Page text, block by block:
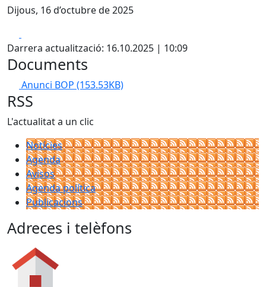
Dijous, 16 d’octubre de 2025
Darrera actualització: 16.10.2025 | 10:09
Documents
Anunci BOP (153.53KB)
RSS
L'actualitat a un clic
Notícies
Agenda
Avisos
Agenda política
Publicacions
Adreces i telèfons